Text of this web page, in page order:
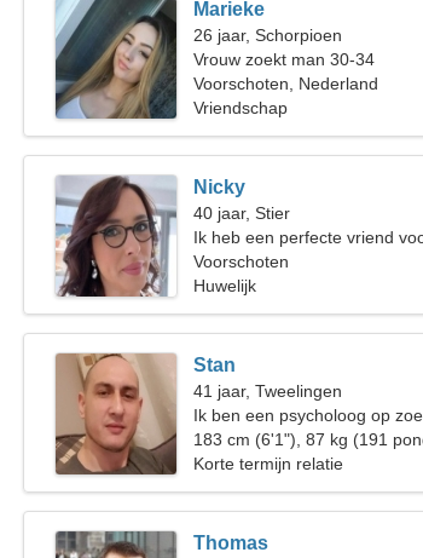
Marieke
26 jaar, Schorpioen
Vrouw zoekt man 30-34
Voorschoten, Nederland
Vriendschap
Nicky
40 jaar, Stier
Ik heb een perfecte vriend
nodig
Voorschoten
Huwelijk
Stan
41 jaar, Tweelingen
Ik ben een psycholoog op
leuke vrouw
183 cm (6'1"), 87 kg (191
Korte termijn relatie
Thomas